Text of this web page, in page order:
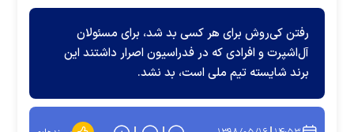
رفتن کی‌روش برای هر کسی بد شد، برای مسئولان
آل‌اشپرت و افرادی که در فدراسیون اصرار داشتند این
برند شایسته تیم ملی است، بد نشد.